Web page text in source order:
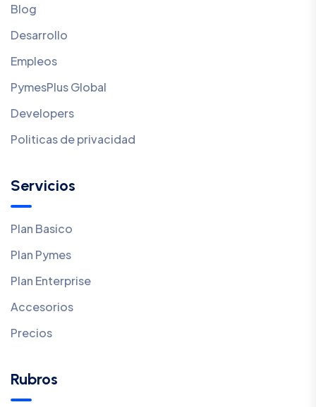
Blog
Desarrollo
Empleos
PymesPlus Global
Developers
Politicas de privacidad
Servicios
Plan Basico
Plan Pymes
Plan Enterprise
Accesorios
Precios
Rubros